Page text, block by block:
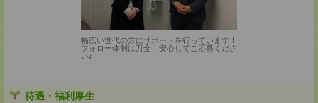
幅広い世代の方にサポートを行っています！
フォロー体制は万全！安心してご応募くださ
い♪
待遇・福利厚生